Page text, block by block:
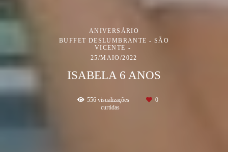
ANIVERSÁRIO
BUFFET DESLUMBRANTE - SÃO
VICENTE
25/MAIO/2022
ISABELA 6 ANOS
556 visualizações
0
curtidas